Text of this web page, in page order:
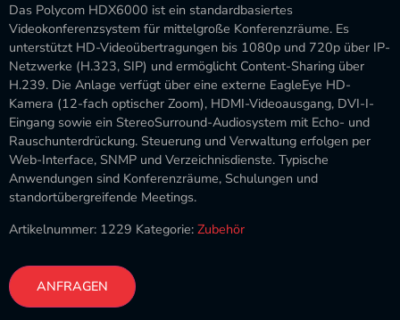
Das Polycom HDX6000 ist ein standardbasiertes
Videokonferenzsystem für mittelgroße Konferenzräume. Es
unterstützt HD-Videoübertragungen bis 1080p und 720p über IP-
Netzwerke (H.323, SIP) und ermöglicht Content-Sharing über
H.239. Die Anlage verfügt über eine externe EagleEye HD-
Kamera (12-fach optischer Zoom), HDMI-Videoausgang, DVI-I-
Eingang sowie ein StereoSurround-Audiosystem mit Echo- und
Rauschunterdrückung. Steuerung und Verwaltung erfolgen per
Web-Interface, SNMP und Verzeichnisdienste. Typische
Anwendungen sind Konferenzräume, Schulungen und
standortübergreifende Meetings.
Artikelnummer: 1229 Kategorie: Zubehör
ANFRAGEN